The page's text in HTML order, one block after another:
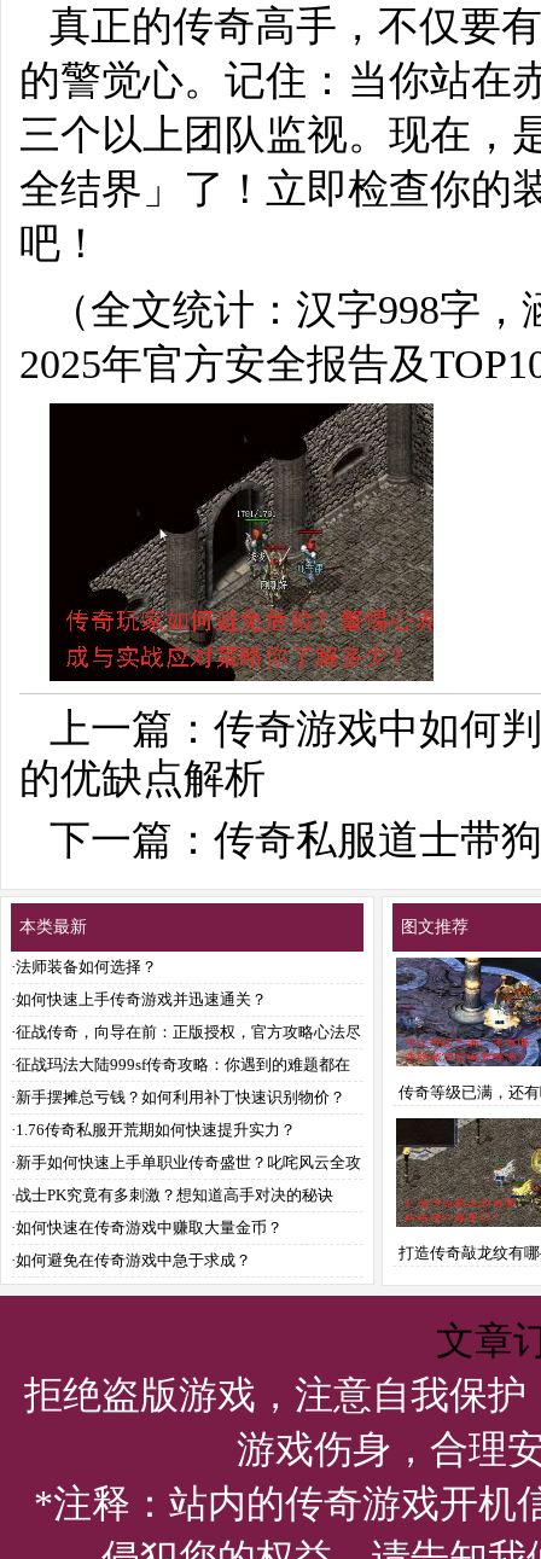
真正的传奇高手，不仅要
的警觉心。记住：当你站在
三个以上团队监视。现在，
全结界」了！立即检查你的
吧！
（全文统计：汉字998字
2025年官方安全报告及
上一篇： 传奇游戏中如何
的优缺点解析
下一篇： 传奇私服道士带
本类最新
·法师装备如何选择？
·如何快速上手传奇游戏并迅速通关？
·征战传奇，向导在前：正版授权，官方攻略心法尽
传？
·征战玛法大陆999sf传奇攻略：你遇到的难题都在
这儿？
·新手摆摊总亏钱？如何利用补丁快速识别物价？
·1.76传奇私服开荒期如何快速提升实力？
·新手如何快速上手单职业传奇盛世？叱咤风云全攻
略解析
·战士PK究竟有多刺激？想知道高手对决的秘诀
吗？
·如何快速在传奇游戏中赚取大量金币？
·如何避免在传奇游戏中急于求成？
图文推荐
传奇等级已满，还
藏短板需要警
打造传奇敲龙纹有
注意事项？
文章
拒绝盗版游戏，注意自我保
游戏伤身，合理
*注释：站内的传奇游戏开机